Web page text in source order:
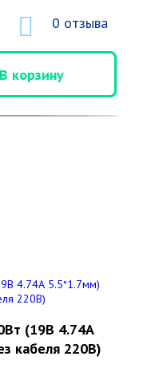
0 отзыва
В корзину
(19В 4.74А
кабеля 220В)